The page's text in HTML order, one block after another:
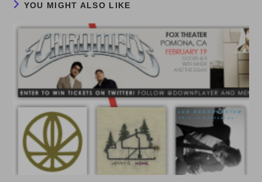
YOU MIGHT ALSO LIKE